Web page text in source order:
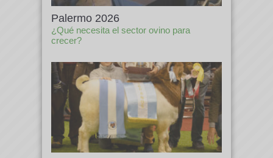
Palermo 2026
¿Qué necesita el sector ovino para
crecer?